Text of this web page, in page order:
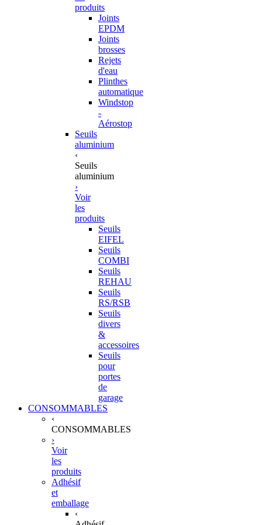
produits
Joints
EPDM
Joints
brosses
Rejets
d'eau
Plinthes
automatique
Windstop
-
Aérostop
Seuils
aluminium
‹
Seuils
aluminium
›
Voir
les
produits
Seuils
EIFEL
Seuils
COMBI
Seuils
REHAU
Seuils
RS/RSB
Seuils
divers
&
accessoires
Seuils
pour
portes
de
garage
CONSOMMABLES
‹
CONSOMMABLES
›
Voir
les
produits
Adhésif
et
emballage
‹